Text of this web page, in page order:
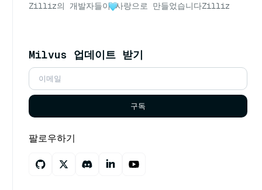
Zilliz의 개발자들이 사랑으로 만들었습니다Zilliz
Milvus 업데이트 받기
구독
팔로우하기